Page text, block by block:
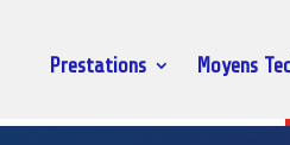
Prestations Moyens